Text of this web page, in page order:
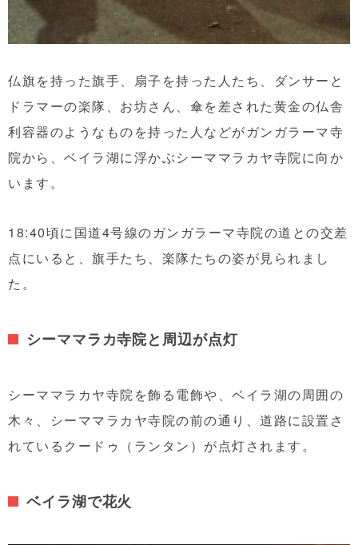
仏旗を持った旗手、扇子を持った人たち、ダンサーと
ドラマーの楽隊、お坊さん、傘を差された黄金の仏舎
利容器のようなものを持った人などがガンガラーマ寺
院から、ベイラ湖に浮かぶシーママラカヤ寺院に向か
います。
18:40頃に国道4号線のガンガラーマ寺院の道との交差
点にいると、旗手たち、楽隊たちの姿が見られまし
た。
シーママラカ寺院と周辺が点灯
シーママラカヤ寺院を飾る電飾や、ベイラ湖の周囲の
木々、シーママラカヤ寺院の前の通り、道路に設置さ
れているクードゥ（ランタン）が点灯されます。
ベイラ湖で花火